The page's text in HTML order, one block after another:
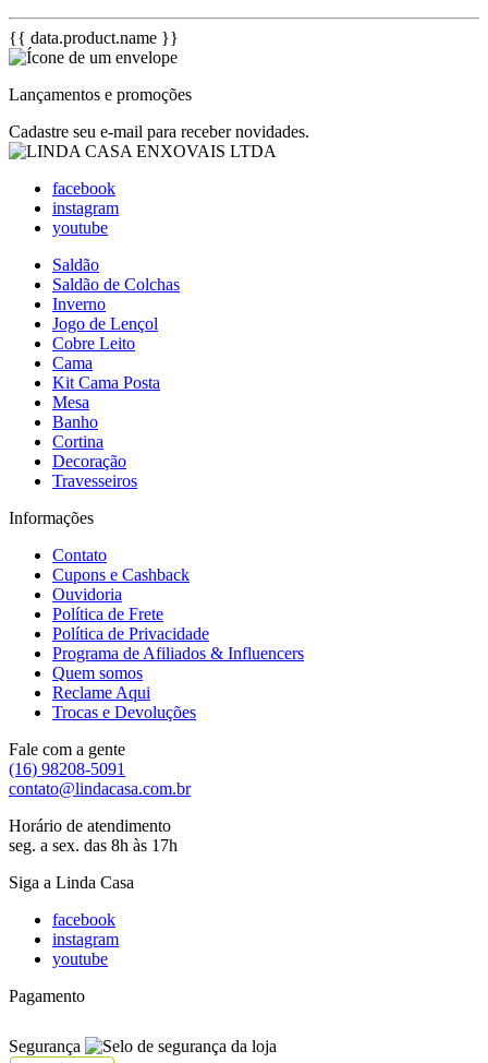
{{ data.product.name }}
Lançamentos e promoções
Cadastre seu e-mail para receber novidades.
facebook
instagram
youtube
Saldão
Saldão de Colchas
Inverno
Jogo de Lençol
Cobre Leito
Cama
Kit Cama Posta
Mesa
Banho
Cortina
Decoração
Travesseiros
Informações
Contato
Cupons e Cashback
Ouvidoria
Política de Frete
Política de Privacidade
Programa de Afiliados & Influencers
Quem somos
Reclame Aqui
Trocas e Devoluções
Fale com a gente
(16) 98208-5091
contato@lindacasa.com.br
Horário de atendimento
seg. a sex. das 8h às 17h
Siga a Linda Casa
facebook
instagram
youtube
Pagamento
Segurança